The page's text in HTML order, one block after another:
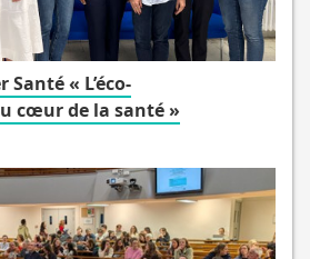
Santé « L’éco-
cœur de la santé »